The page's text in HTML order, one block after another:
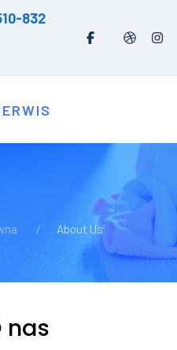
832
About Us
nas